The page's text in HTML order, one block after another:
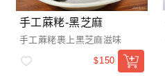
手工蔴粩-黑芝麻
手工蔴粩裹上黑芝麻滋味
$150